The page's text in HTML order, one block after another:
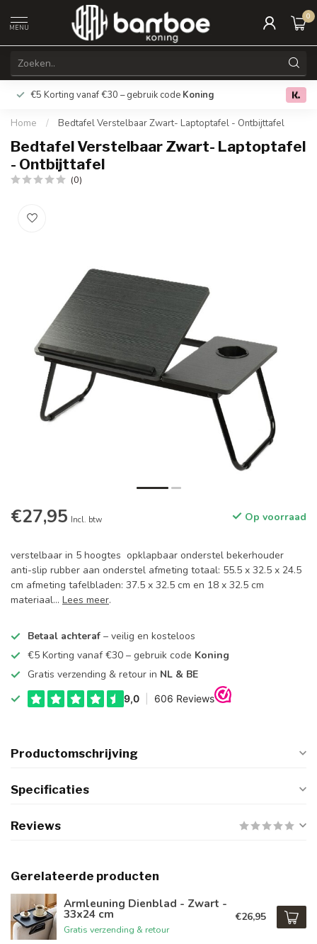
MENU
0
€5 Korting vanaf €30 – gebruik code Koning Gratis
Home / Bedtafel Verstelbaar Zwart- Laptoptafel - Ontbijttafel
Bedtafel Verstelbaar Zwart- Laptoptafel
- Ontbijttafel
(0)
€27,95 Incl. btw Op voorraad
verstelbaar in 5 hoogtes opklapbaar onderstel bekerhouder
anti-slip rubber aan onderstel afmeting totaal: 55.5 x 32.5 x 24.5
cm afmeting tafelbladen: 37.5 x 32.5 cm en 18 x 32.5 cm
materiaal... Lees meer.
Betaal achteraf – veilig en kosteloos
€5 Korting vanaf €30 – gebruik code Koning
Gratis verzending & retour in NL & BE
Productomschrijving
Specificaties
Reviews
Gerelateerde producten
Armleuning Dienblad - Zwart -
33x24 cm
Gratis verzending & retour
€26,95